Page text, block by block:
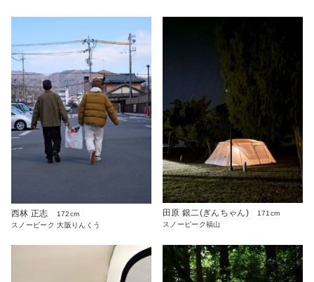
西林 正志
172cm
スノーピーク 大阪りんくう
田原 銀二(ぎんちゃん)
171cm
スノーピーク福山